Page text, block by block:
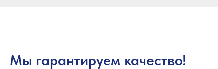
Мы гарантируем качество!